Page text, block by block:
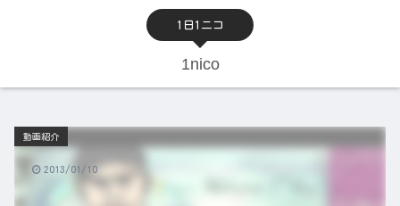
1日1ニコ
1nico
動画紹介
2013/01/10